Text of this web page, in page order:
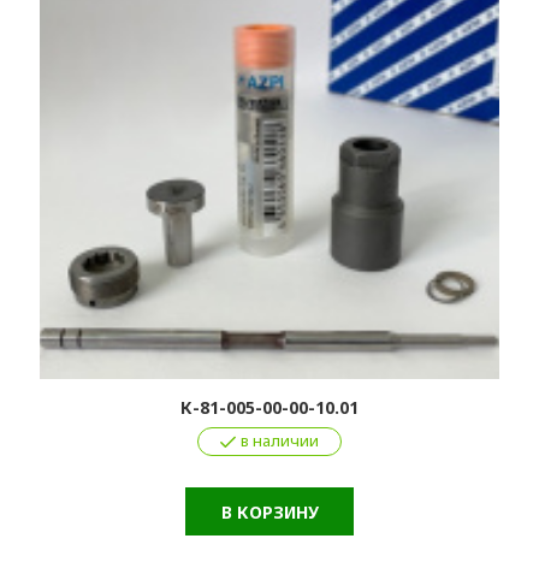
К-81-005-00-00-10.01
в наличии
В КОРЗИНУ